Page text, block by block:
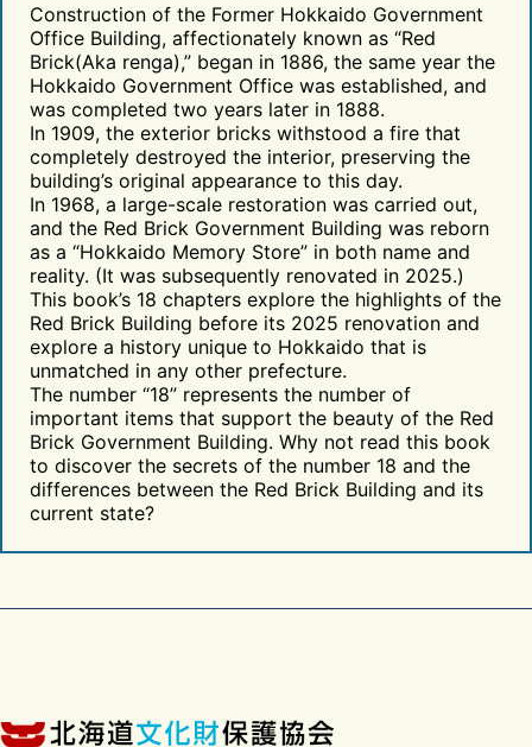
Construction of the Former Hokkaido Government
Office Building, affectionately known as “Red
Brick(Aka renga),” began in 1886, the same year the
Hokkaido Government Office was established, and
was completed two years later in 1888.
In 1909, the exterior bricks withstood a fire that
completely destroyed the interior, preserving the
building’s original appearance to this day.
In 1968, a large-scale restoration was carried out,
and the Red Brick Government Building was reborn
as a “Hokkaido Memory Store” in both name and
reality. (It was subsequently renovated in 2025.)
This book’s 18 chapters explore the highlights of the
Red Brick Building before its 2025 renovation and
explore a history unique to Hokkaido that is
unmatched in any other prefecture.
The number “18” represents the number of
important items that support the beauty of the Red
Brick Government Building. Why not read this book
to discover the secrets of the number 18 and the
differences between the Red Brick Building and its
current state?